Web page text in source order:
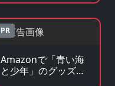
PR
Amazonで「青い海
と少年」のグッズ・